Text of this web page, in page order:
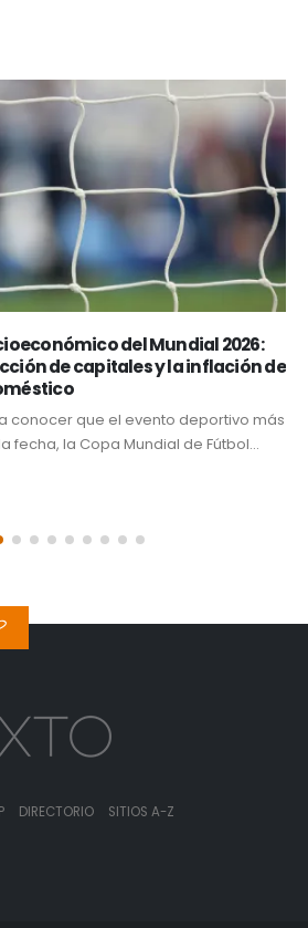
del Mundial 2026:
de capitales y la inflación de
a conocer que el evento deportivo más
fecha, la Copa Mundial de Fútbol...
DIRECTORIO SITIOS A-Z